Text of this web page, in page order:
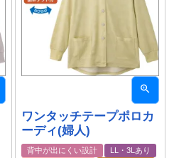
ワンタッチテープポロカ
ーディ(婦人)
背中が出にくい設計
LL・3Lあり